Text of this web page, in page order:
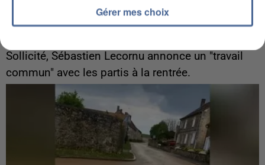
Gabriel Attal et Raphaël Glucksmann visés par des
Sollicité, Sébastien Lecornu annonce un "travail
commun" avec les partis à la rentrée.
Gérer mes choix